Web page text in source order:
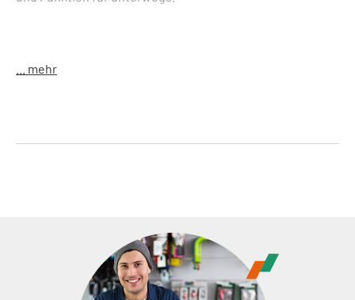
Stretchmaterial, komfortabler Bund durch seitlichen
... mehr